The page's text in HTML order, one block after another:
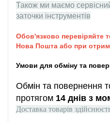
Також ми маємо
заточки інструментів
Обов'язково перевіряйте
Нова Пошта або при
Умови для обміну та
Обмін та повернення
протягом 14 днів з
Доставка товарів